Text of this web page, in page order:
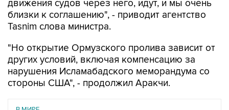
движения судов через него, идут, и мы очень
близки к соглашению", - приводит агентство
Tasnim слова министра.
"Но открытие Ормузского пролива зависит от
других условий, включая компенсацию за
нарушения Исламабадского меморандума со
стороны США", - продолжил Аракчи.